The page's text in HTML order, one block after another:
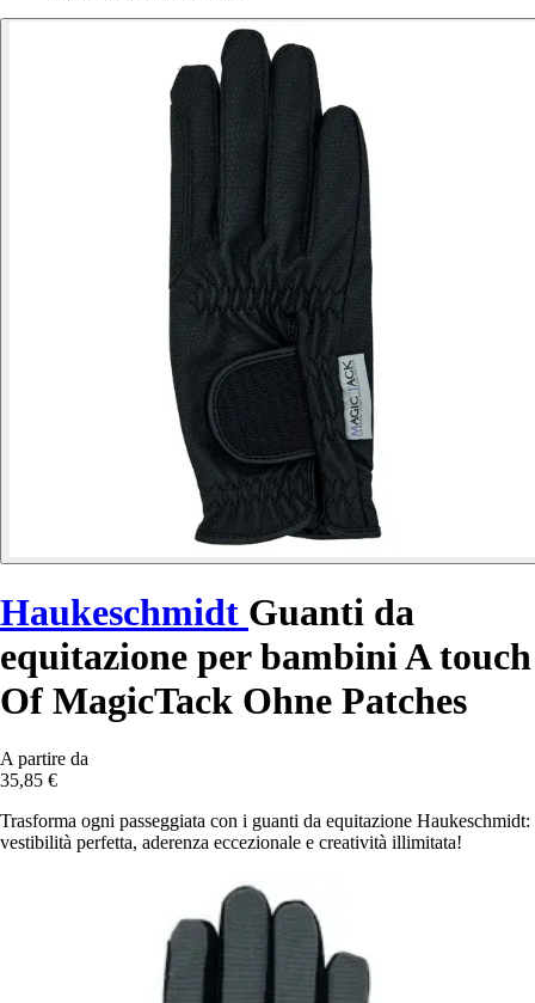
Haukeschmidt Guanti da
equitazione per bambini A touch
Of MagicTack Ohne Patches
A partire da
35,85 €
Trasforma ogni passeggiata con i guanti da equitazione Haukeschmidt:
vestibilità perfetta, aderenza eccezionale e creatività illimitata!